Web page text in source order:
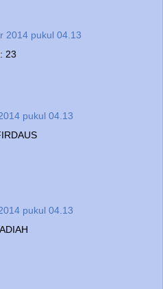
2014 pukul 04.13
23
pukul 04.13
pukul 04.13